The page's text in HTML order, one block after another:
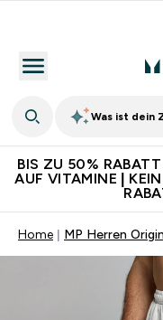
Was ist dein
BIS ZU 50%
AUF VITAMINE |
Home MP Herren